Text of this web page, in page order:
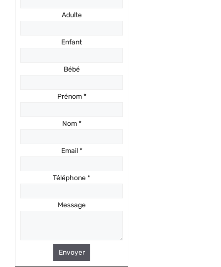
Adulte
Enfant
Bébé
Prénom*
Nom*
Email*
Téléphone*
Message
Envoyer